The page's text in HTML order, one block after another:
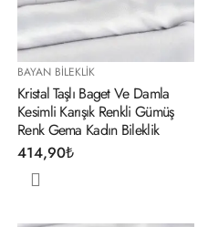
BAYAN BILEKLIK
Kristal Taşlı Baget Ve Damla
Kesimli Karışık Renkli Gümüş
Renk Gema Kadın Bileklik
414,90₺